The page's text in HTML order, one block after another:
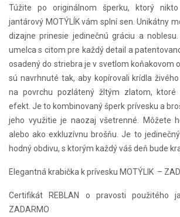
jeho využitie je naozaj všetrenné. Môžete
alebo ako exkluzívnu brošňu. Je to
hodný obdivu, s ktorým každý váš deň bude
Túžite po originálnom šperku, ktorý
jantárový MOTÝLÍK vám splní sen. Unikátny
dizajne prinesie jedinečnú gráciu a
umelca s citom pre každý detail a
osadený do striebra je v svetlom koňakovom
sú navrhnuté tak, aby kopírovali krídla
na povrchu pozlátený žltým zlatom, ktoré
efekt. Je to kombinovaný šperk prívesku a
jeho využitie je naozaj všetrenné. Môžete
alebo ako exkluzívnu brošňu. Je to
hodný obdivu, s ktorým každý váš deň bude
Elegantná krabička k prívesku MOTÝLIK –
Certifikát REBLAN o pravosti použitého
ZADARMO